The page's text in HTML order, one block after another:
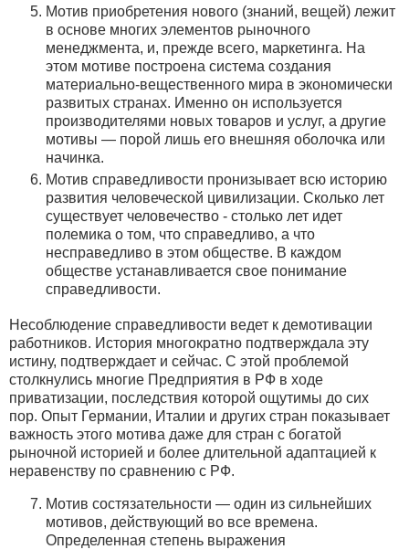
Мотив приобретения нового (знаний, вещей) лежит
в основе многих элементов рыночного
менеджмента, и, прежде всего, маркетинга. На
этом мотиве построена система создания
материально-вещественного мира в экономически
развитых странах. Именно он используется
производителями новых товаров и услуг, а другие
мотивы — порой лишь его внешняя оболочка или
начинка.
Мотив справедливости пронизывает всю историю
развития человеческой цивилизации. Сколько лет
существует человечество - столько лет идет
полемика о том, что справедливо, а что
несправедливо в этом обществе. В каждом
обществе устанавливается свое понимание
справедливости.
Несоблюдение справедливости ведет к демотивации
работников. История многократно подтверждала эту
истину, подтверждает и сейчас. С этой проблемой
столкнулись многие Предприятия в РФ в ходе
приватизации, последствия которой ощутимы до сих
пор. Опыт Германии, Италии и других стран показывает
важность этого мотива даже для стран с богатой
рыночной историей и более длительной адаптацией к
неравенству по сравнению с РФ.
Мотив состязательности — один из сильнейших
мотивов, действующий во все времена.
Определенная степень выражения